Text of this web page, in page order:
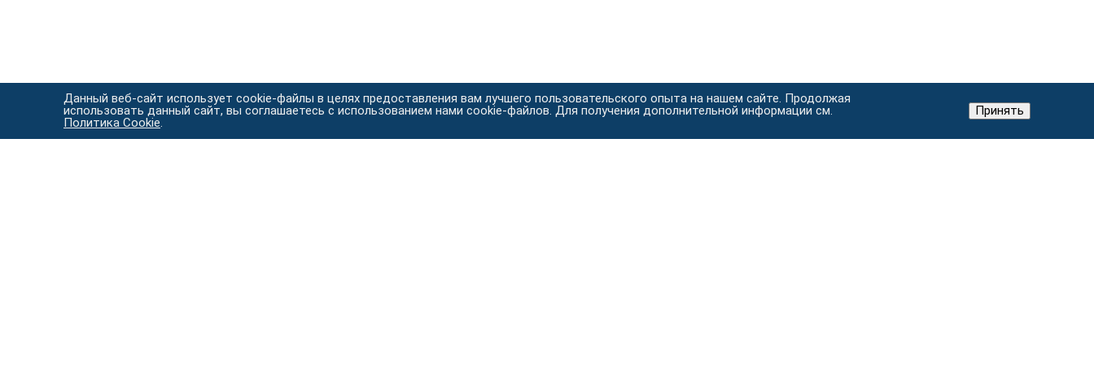
Данный веб-сайт использует cookie-файлы в целях предоставления вам лучшего пользовательского опыта на нашем сайте. Продолжая
использовать данный сайт, вы соглашаетесь с использованием нами cookie-файлов. Для получения дополнительной информации см.
Политика Cookie.
Принять